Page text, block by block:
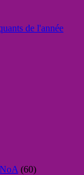
de l'année
(60)